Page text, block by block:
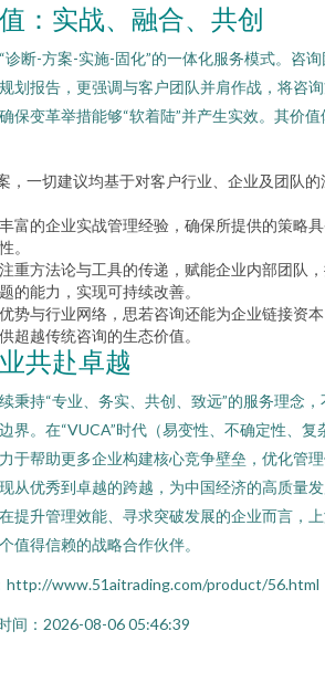
：实战、融合、共创
断-方案-实施-固化”的一体化服务模式。咨询
划报告，更强调与客户团队并肩作战，将咨
保变革举措能够“软着陆”并产生实效。其价值
，一切建议均基于对客户行业、企业及团队的
富的企业实战管理经验，确保所提供的策略
。
重方法论与工具的传递，赋能企业内部团队
的能力，实现可持续改善。
势与行业网络，思若咨询还能为企业链接资
超越传统咨询的生态价值。
共赴卓越
秉持“专业、务实、共创、致远”的服务理念，
界。在“VUCA”时代（易变性、不确定性、复
于帮助更多企业构建核心竞争壁垒，优化管
从优秀到卓越的跨越，为中国经济的高质量
提升管理效能、寻求突破发展的企业而言，
值得信赖的战略合作伙伴。
http://www.51aitrading.com/product/56.html
间：2026-08-06 05:46:39